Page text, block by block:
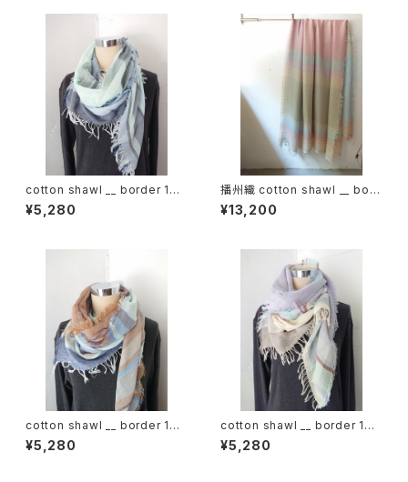
cotton shawl __ border 160
白波w
¥5,280
播州織 cotton shawl __ bord
er220-120 薄霞BG
¥13,200
cotton shawl __ border 160
慈雨w
¥5,280
cotton shawl __ border 160
甘雨w
¥5,280